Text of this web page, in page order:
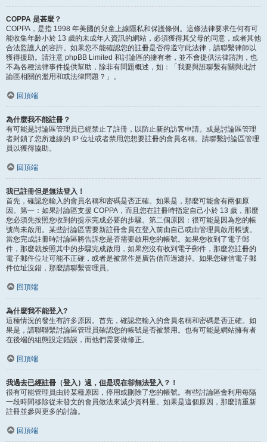
COPPA 是甚麼？
COPPA，是指 1998 年美國的兒童上線隱私和保護條例。這條法律要求任何有可
能收集年齡小於 13 歲的未成年人資訊的網站，必須獲得其父母的同意，或者其他
合法監護人的容許。如果您不能確認您的註冊是否得遵守此法律，請聯繫律師以
獲得援助。請注意 phpBB Limited 和討論區的擁有者，並不會提供法律諮詢，也
不為各種法律事件提供幫助，除非有問題概述，如：「我要與誰聯繫有關與此討
論區相關的濫用和或法律問題？」。
回頂端
為什麼我不能註冊？
有可能是討論區管理員已經禁止了註冊，以防止新的訪客申請。或是討論區管理
者封鎖了您所連線的 IP 位址或者禁用您想要註冊的會員名稱。請聯繫討論區管理
員以獲得協助。
回頂端
我已註冊但是無法登入！
首先，確認您輸入的會員名稱和密碼是否正確。如果是，那麼可能會有兩個原
因。第一：如果討論區支援 COPPA，而且您在註冊時指定自己小於 13 歲，那麼
您必須先按照您收到的提示完成必要的步驟。第二個原因：很可能是因為您的帳
號尚未啟用。某些討論區需要新註冊會員在登入前由自己或由管理員啟用帳號。
當您完成註冊時討論區將告訴您是否需要啟用您的帳號。如果您收到了電子郵
件，那麼就按照其中的步驟完成啟用，如果您沒有收到電子郵件，那麼您註冊的
電子郵件位址可能不正確，或者是被當作是廣告信而過濾掉。如果您確信電子郵
件位址沒錯，那麼請聯繫管理員。
回頂端
為什麼我不能登入?
這種情況的發生有許多原因。首先，確認您輸入的會員名稱和密碼是否正確。如
果是，請聯聯繫討論區管理員確認您的帳號是否被禁用。也有可能是網站擁有者
在後端的組態設定錯誤，而他們需要做修正。
回頂端
我過去已經註冊（登入）過，但是現在卻無法登入？！
很有可能管理員由於某種原因，停用或刪除了您的帳號。有些討論區會利用每隔
一段時間移除從未發文的會員做法來減少資料量。如果是這個原因，那麼請重新
註冊並參與更多的討論。
回頂端